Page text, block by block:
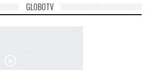
GLOBOTV